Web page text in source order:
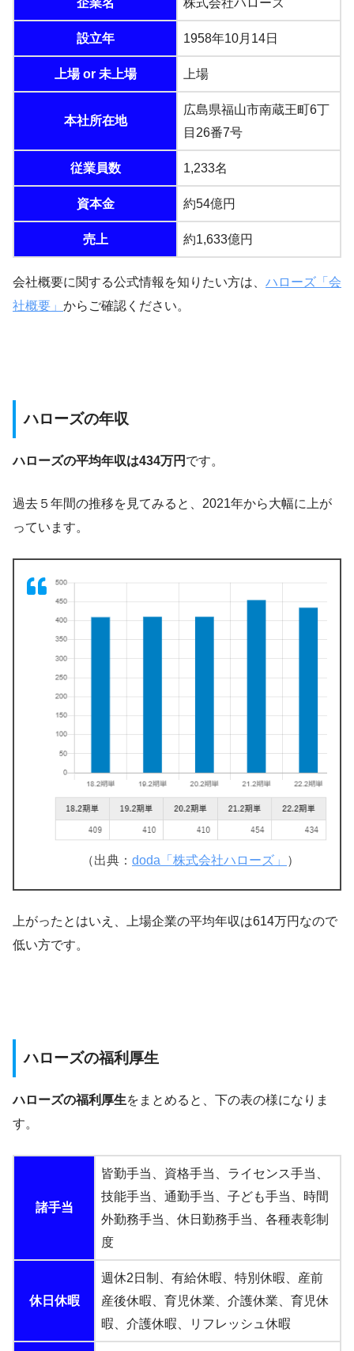
企業名 株式会社ハローズ
設立年 1958年10月14日
上場 or 未上場 上場
本社所在地
広島県福山市南蔵王町6丁
目26番7号
従業員数 1,233名
資本金 約54億円
売上 約1,633億円
会社概要に関する公式情報を知りたい方は、 ハローズ「会
社概要」 からご確認ください。
ハローズの年収
ハローズの平均年収は434万円 です。
過去５年間の推移を見てみると、2021年から大幅に上が
っています。
（出典： doda「株式会社ハローズ」 ）
上がったとはいえ、上場企業の平均年収は614万円なので
低い方です。
ハローズの福利厚生
ハローズの福利厚生をまとめると、下の表の様になりま
す。
諸手当
皆勤手当、資格手当、ライセンス手当、
技能手当、通勤手当、子ども手当、時間
外勤務手当、休日勤務手当、各種表彰制
度
休日休暇
週休2日制、有給休暇、特別休暇、産前
産後休暇、育児休業、介護休業、育児休
暇、介護休暇、リフレッシュ休暇